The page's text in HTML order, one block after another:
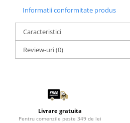
Informatii conformitate produs
Caracteristici
Review-uri(0)
Livrare gratuita
Pentru comenzile peste 349 de lei